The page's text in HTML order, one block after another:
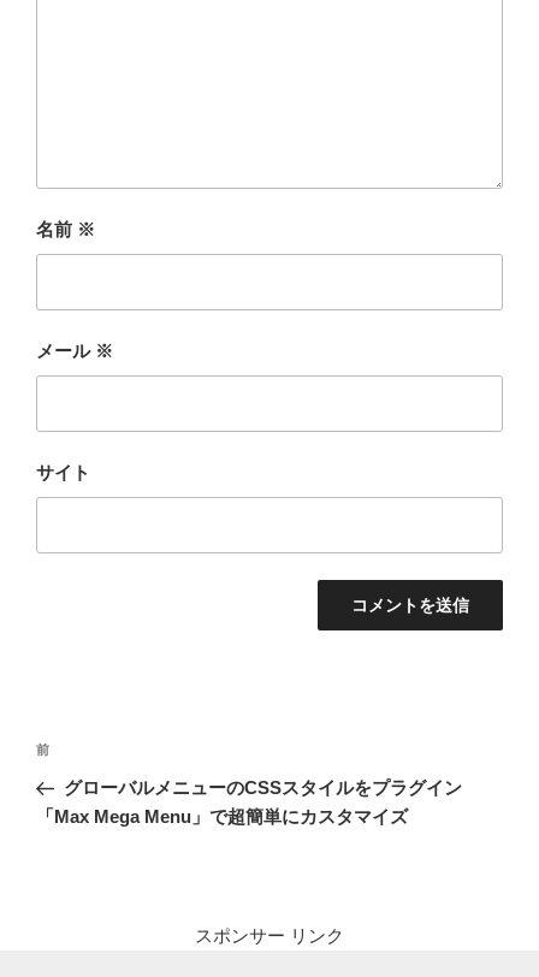
名前 ※
メール ※
サイト
投
ナ
前
の
投
前
グローバルメニューのCSSスタイルをプラグイン
「Max Mega Menu」で超簡単にカスタマイズ
スポンサー リンク